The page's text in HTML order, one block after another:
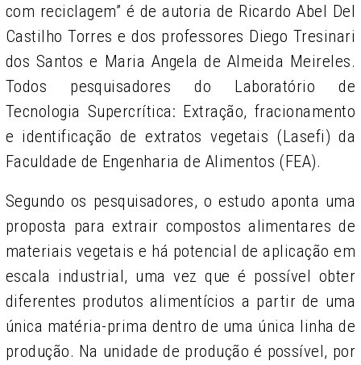
com reciclagem” é de autoria de Ricardo Abel Del
Castilho Torres e dos professores Diego Tresinari
dos Santos e Maria Angela de Almeida Meireles.
Todos pesquisadores do Laboratório de
Tecnologia Supercrítica: Extração, fracionamento
e identificação de extratos vegetais (Lasefi) da
Faculdade de Engenharia de Alimentos (FEA).
Segundo os pesquisadores, o estudo aponta uma
proposta para extrair compostos alimentares de
materiais vegetais e há potencial de aplicação em
escala industrial, uma vez que é possível obter
diferentes produtos alimentícios a partir de uma
única matéria-prima dentro de uma única linha de
produção. Na unidade de produção é possível, por